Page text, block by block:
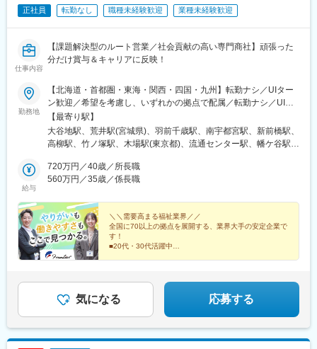
■ポジションについて：
エリアマネージャーのポストに空きがない場合や研修期間は、他
の職種や役割として勤務をいただく場合があります。（※賃金条件
に変わりはございません）身体介助・入浴介助・排泄介助・食事
■ご担当の可能性がある施設：
老人ホーム、障がい・認知症グループホーム、通所介護、生活介
護、就労継続B、放課後等ディ、訪問看護・介護等
ビオネストグループは、大阪、兵庫を中心に全国で介護事業・医
療事業・障がい福祉事業などを幅広く手がけております。
護・障がい福祉の3つのヘルスケア事業を融合し、地域住民の皆様
に提供することをビジョンに掲げています。 ここ数年で飛躍的に
事業所数が増え、スピード感を持って大きく成長していることを
実感できます。 成長過程にあるからこそ、「会社のこれから」を
自分たちで創っていけるやりがいが感じられる環境です。
に“ヘルスケア”エコシステムの構築ができるように取り組んでいま
す。
正社員 転勤なし 職種未経験歓迎 業種未経験歓迎
仕事内容
【課題解決型のルート営業／社会貢献の高い専門商社】頑張った
分だけ賞与＆キャリアに反映！
勤務地
【北海道・首都圏・東海・関西・四国・九州】転勤ナシ／UIター
ン歓迎／希望を考慮し、いずれかの拠点で配属／転勤ナシ／UIタ
ーン歓迎！【北海道】札幌東営業所【宮城県】仙台東営業所【山
形県】山形営業所【栃木県】宇都宮営業所【群馬県】群馬営業所
【千葉県】柏営業所【東京都】足立営業所江東営業所大田営業所
営業所立川営業所八王子営業所【神奈川県】川崎東営業所川崎営
業所横浜北営業所横浜営業所横浜南営業所大和営業所相模原営業
吹田営業所大阪東営業所【奈良県】奈良営業所【兵庫県】神戸営
業所【徳島県】徳島営業所【福岡県】北九州営業所【大分県】大
分営業所
【最寄り駅】
大谷地駅、荒井駅(宮城県)、羽前千歳駅、南宇都宮駅、新前橋駅、
高柳駅、竹ノ塚駅、木場駅(東京都)、流通センター駅、幡ケ谷駅、
駅、泉体育館駅、北八王子駅、川崎大師駅、中野島駅、東山田
駅、阪東橋駅、港南台駅、鶴間駅、相模原駅、東海大学前駅、尼
センター駅、勝瑞駅、西小倉駅、賀来駅、大森海岸駅、笹塚駅、
大山駅(東京都)、府中本町駅、立飛駅、鈴木町駅、吉野町駅、南林
間駅、志賀本通駅、妙音通駅、吹田駅(東海道本線)、新加美駅、奈
良駅、アイランド北口駅、東門前駅、黄金町駅、清水駅(愛知県)、
桜駅(愛知県)、マリンパーク駅
給与
720万円／40歳／所長職
560万円／35歳／係長職
＼＼需要高まる福祉業界／／
全国に70以上の拠点を展開する、業界大手の安定企業で
す！
■20代・30代活躍中
気になる 応募する